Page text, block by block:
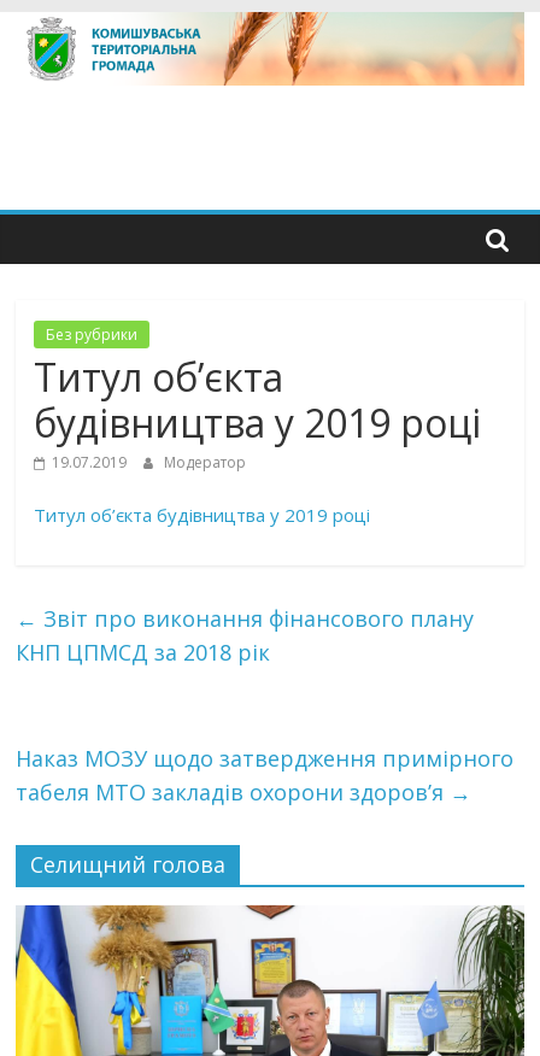
Skip
content
Без рубрики
Титул об’єкта
будівництва у 2019 році
19.07.2019 Модератор
Титул об’єкта будівництва у 2019 році
← Звіт про виконання фінансового плану
КНП ЦПМСД за 2018 рік
Наказ МОЗУ щодо затвердження примірного
табеля МТО закладів охорони здоров’я →
Селищний голова